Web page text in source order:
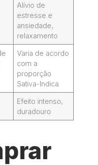
Alívio de
estresse e
ansiedade,
relaxamento
Varia de acordo
com a
proporção
Sativa-Indica
Efeito intenso,
duradouro